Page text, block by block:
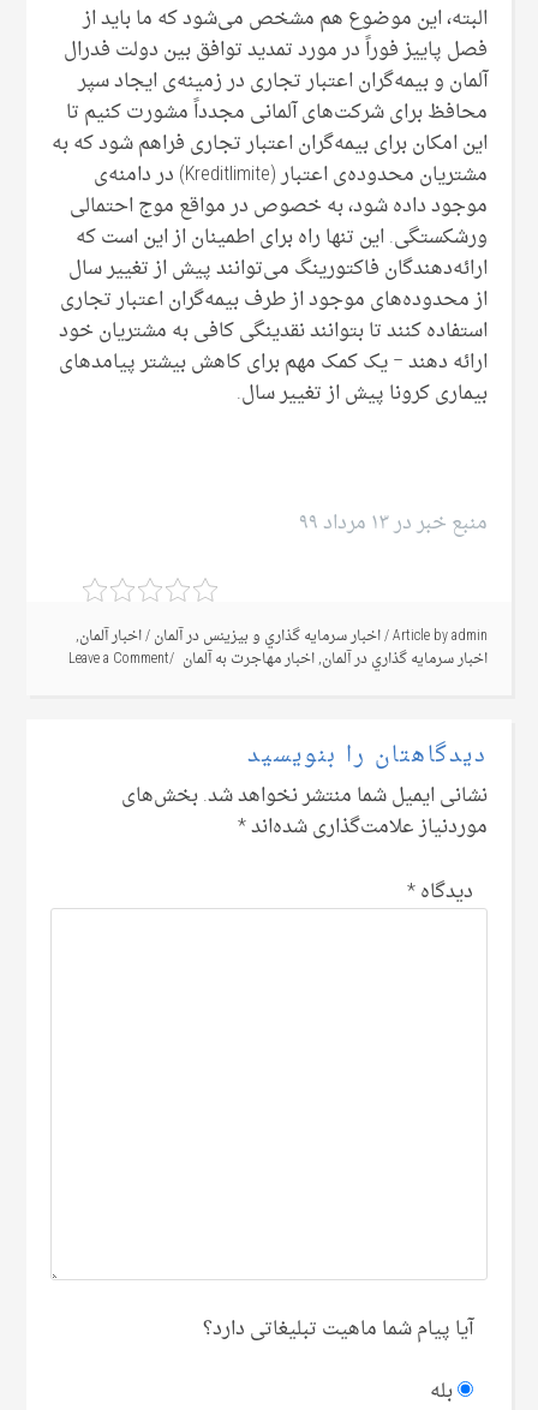
البته، این موضوع هم مشخص می‌شود که ما باید از
فصل پاییز فوراً در مورد تمدید توافق بین دولت فدرال
آلمان و بیمه‌گران اعتبار تجاری در زمینه‌ی ایجاد سپر
محافظ برای شرکت‌های آلمانی مجدداً مشورت کنیم تا
این امکان برای بیمه‌گران اعتبار تجاری فراهم شود که به
مشتریان محدوده‌ی اعتبار (Kreditlimite) در دامنه‌ی
موجود داده شود، به خصوص در مواقع موج احتمالی
ورشکستگی. این تنها راه برای اطمینان از این است که
ارائه‌دهندگان فاکتورینگ می‌توانند پیش از تغییر سال
از محدوده‌های موجود از طرف بیمه‌گران اعتبار تجاری
استفاده کنند تا بتوانند نقدینگی کافی به مشتریان خود
ارائه دهند – یک کمک مهم برای کاهش بیشتر پیامدهای
بیماری کرونا پیش از تغییر سال.
منبع خبر در ۱۳ مرداد ۹۹
Article byadmin
/اخبار سرمايه گذاري و بيزينس در آلمان/اخبار آلمان,
اخبار سرمايه گذاري در آلمان,اخبار مهاجرت به آلمان Leave a Comment
دیدگاهتان را بنویسید
نشانی ایمیل شما منتشر نخواهد شد.بخش‌های
موردنیاز علامت‌گذاری شده‌اند*
دیدگاه*
آیا پیام شما ماهیت تبلیغاتی دارد؟
بله